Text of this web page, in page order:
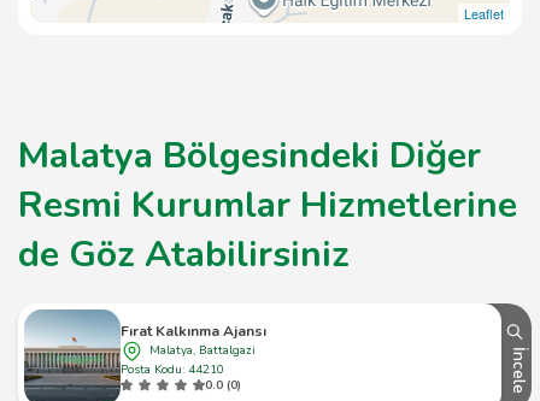
Leaflet
Malatya Bölgesindeki Diğer
Resmi Kurumlar Hizmetlerine
de Göz Atabilirsiniz
Fırat Kalkınma Ajansı
Malatya, Battalgazi
Posta Kodu: 44210
0.0 (0)
İncele